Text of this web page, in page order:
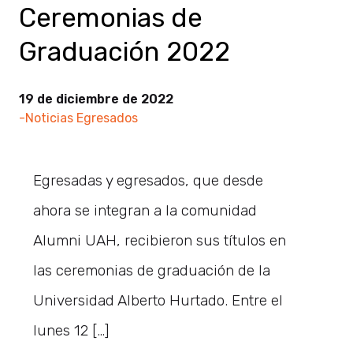
Ceremonias de
Graduación 2022
19 de diciembre de 2022
-Noticias Egresados
Egresadas y egresados, que desde
ahora se integran a la comunidad
Alumni UAH, recibieron sus títulos en
las ceremonias de graduación de la
Universidad Alberto Hurtado. Entre el
lunes 12 […]